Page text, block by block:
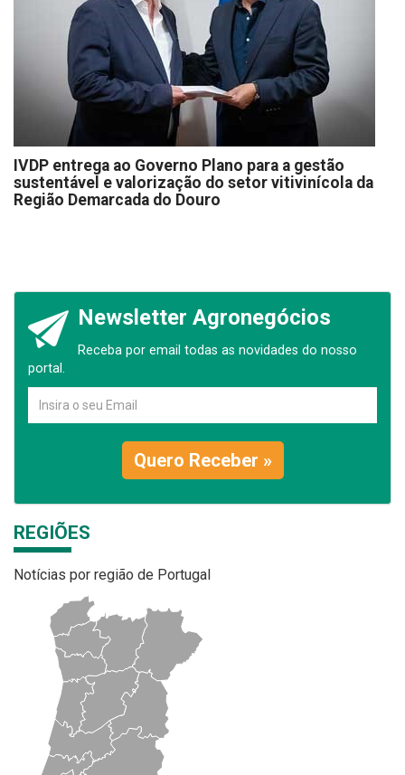
IVDP entrega ao Governo Plano para a gestão
sustentável e valorização do setor vitivinícola da
Região Demarcada do Douro
Newsletter Agronegócios
Receba por email todas as novidades do nosso
portal.
Quero Receber »
REGIÕES
Notícias por região de Portugal